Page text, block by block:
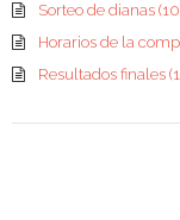
Sorteo de dianas
Horarios de la
Resultados finales